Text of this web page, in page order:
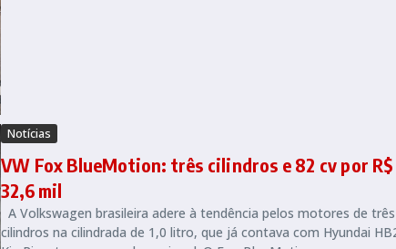
Notícias
VW Fox BlueMotion: três cilindros e 82 cv por R$
32,6 mil
A Volkswagen brasileira adere à tendência pelos motores de três
cilindros na cilindrada de 1,0 litro, que já contava com Hyundai